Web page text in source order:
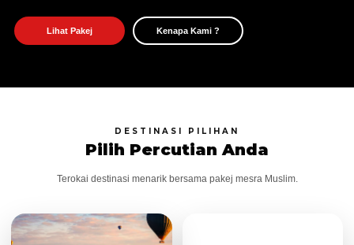
Lihat Pakej Kenapa Kami ?
DESTINASI PILIHAN
Pilih Percutian Anda
Terokai destinasi menarik bersama pakej mesra Muslim.